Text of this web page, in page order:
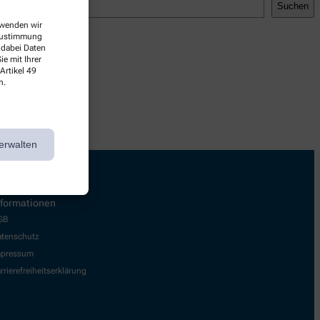
wir
Daten
mit Ihrer
49
Suchen